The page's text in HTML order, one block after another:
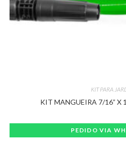
KIT PARA
KIT MANGUEIRA 7/16” X
PEDIDO VIA